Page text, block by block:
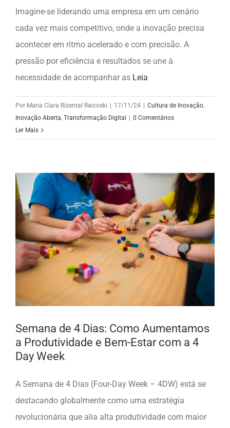
Imagine-se liderando uma empresa em um cenário
cada vez mais competitivo, onde a inovação precisa
acontecer em ritmo acelerado e com precisão. A
pressão por eficiência e resultados se une à
necessidade de acompanhar as Leia
Por Maria Clara Rizental Raicoski 17/11/24 Cultura de Inovação,
Inovação Aberta, Transformação Digital
0 Comentários
Ler Mais
Semana de 4 Dias: Como Aumentamos
a Produtividade e Bem-Estar com a 4
Day Week
A Semana de 4 Dias (Four-Day Week – 4DW) está se
destacando globalmente como uma estratégia
revolucionária que alia alta produtividade com maior